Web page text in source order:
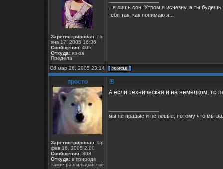
Зарегистрирован: Пн
янв 17, 2005 16:36
Сообщения: 405
Откуда: из-за
Предела
...я лишь сон. Утром я исчезну, а ты
тебя так, как понимаю я...
Сб мар 26, 2005 23:14
просто
Зарегистрирован: Ср
фев 16, 2005 2:00
Сообщения: 308
Откуда: в природе
такое разгильдяйство
А если техническая и на немецком, то
мы не правые и не левые, потому что мы